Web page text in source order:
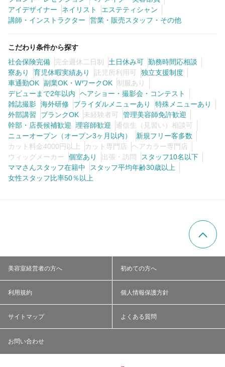
アイデザイナー
ネイリスト
エステティシャン
講師・インストラクター
営業・販売スタッフ・その他
こだわり条件から探す
社会保険完備
完全週休二日制 土日休み可 勤務時間応相談
寮あり
育児休暇実績あり 託児所利用可
独立支援制度
車通勤OK 副業OK・WワークOK 制服あり
デビューまで2年以内
ヘアショー・撮影会・コンテスト
雑誌撮影 海外研修 ブライダルメニューあり
特殊メニューあり
外部講習
ブランクOK 未経験者可
管理美容師免許歓迎
幹部・店長候補歓迎
理容師歓迎
通信生（見習い）相談可
ニューオープン（オープン3ヶ月以内）
新規フリー客多数
カット料金4000円以上
カット専門店
ヘアカラー専門店
ウィッグメーカー
個室あり 出張・訪問
スタッフ10名以下
ママさんスタッフ在籍中
スタッフ平均年齢30歳以上
女性スタッフ比率50％以上
美容室経営者の方へ 初めての方へ
利用規約 個人情報保護方針
サイトマップ よくある質問
お問い合わせ